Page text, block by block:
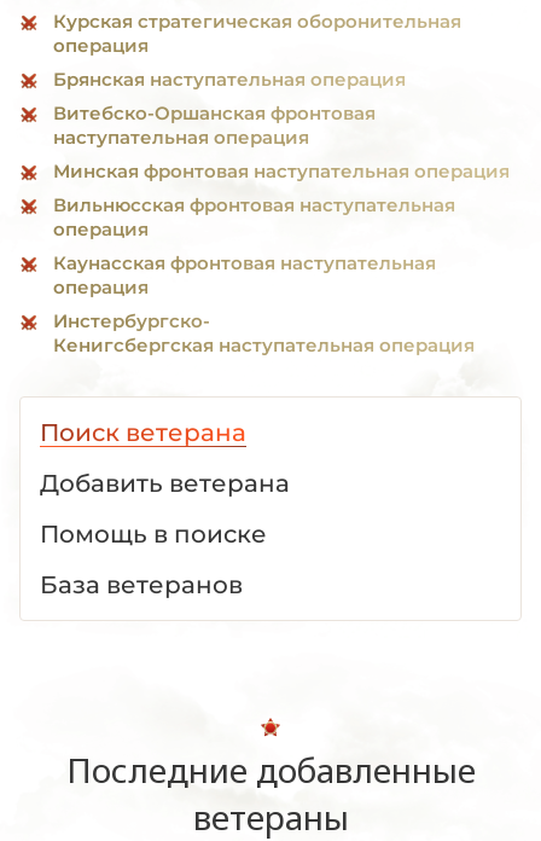
Курская стратегическая оборонительная
операция
Брянская наступательная операция
Витебско-Оршанская фронтовая
наступательная операция
Минская фронтовая наступательная операция
Вильнюсская фронтовая наступательная
операция
Каунасская фронтовая наступательная
операция
Инстербургско-
Кенигсбергская наступательная операция
Поиск ветерана
Добавить ветерана
Помощь в поиске
База ветеранов
Последние добавленные
ветераны